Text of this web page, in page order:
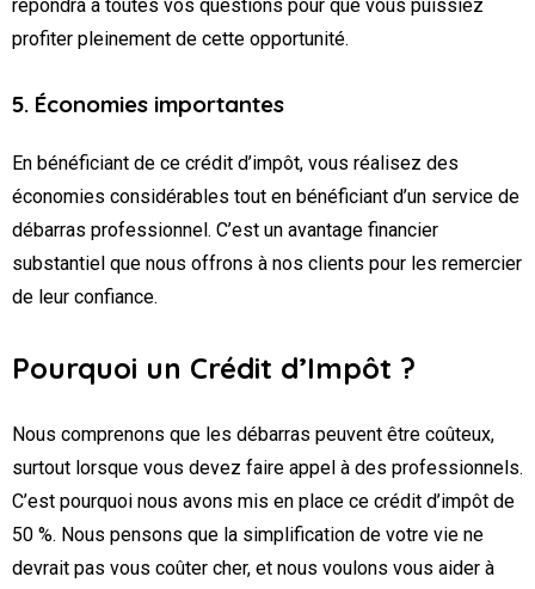
répondra à toutes vos questions pour que vous puissiez
profiter pleinement de cette opportunité.
5. Économies importantes
En bénéficiant de ce crédit d’impôt, vous réalisez des
économies considérables tout en bénéficiant d’un service de
débarras professionnel. C’est un avantage financier
substantiel que nous offrons à nos clients pour les remercier
de leur confiance.
Pourquoi un Crédit d’Impôt ?
Nous comprenons que les débarras peuvent être coûteux,
surtout lorsque vous devez faire appel à des professionnels.
C’est pourquoi nous avons mis en place ce crédit d’impôt de
50 %. Nous pensons que la simplification de votre vie ne
devrait pas vous coûter cher, et nous voulons vous aider à